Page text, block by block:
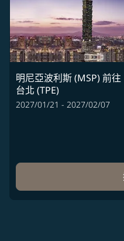
明尼亞波利斯 (MSP)前往
台北 (TPE)
2027/01/21 - 2027/02/07